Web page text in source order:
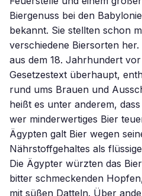
Biergenuss bei den
bekannt. Sie stellten schon
verschiedene Biersorten
aus dem 18. Jahrhundert
Gesetzestext überhaupt,
rund ums Brauen und
heißt es unter anderem,
wer minderwertiges Bier
Ägypten galt Bier wegen
Nährstoffgehaltes als
Die Ägypter würzten das
bitter schmeckenden
mit süßen Datteln. Über